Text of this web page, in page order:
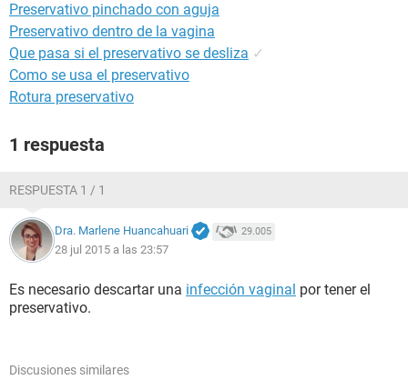
Preservativo pinchado con aguja
Preservativo dentro de la vagina
Que pasa si el preservativo se desliza ✓
Como se usa el preservativo
Rotura preservativo
1 respuesta
RESPUESTA 1 / 1
Dra. Marlene Huancahuari 29.005
28 jul 2015 a las 23:57
Es necesario descartar una infección vaginal por tener el
preservativo.
Discusiones similares